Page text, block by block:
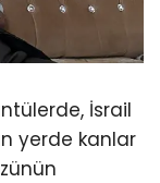
İsrail
yerde kanlar